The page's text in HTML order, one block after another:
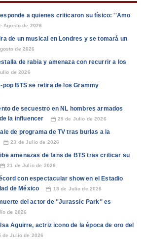
a quienes criticaron su físico: ''Amo
Agosto de 2026
de un musical en Londres y se tomará un
de 2026
de rabia y amenaza con recurrir a los
de 2026
pop BTS se retira de los Grammy
de secuestro en NL hombres armados
la influencer
📅 29 de Julio de 2026
de programa de TV tras burlas a la
📅 23 de Julio de 2026
amenazas de fans de BTS tras criticar su
📅 21 de Julio de 2026
con espectacular show en el Estadio
de México
📅 18 de Julio de 2026
del actor de ''Jurassic Park'' es
de 2026
Aguirre, actriz icono de la época de oro del
de Julio de 2026